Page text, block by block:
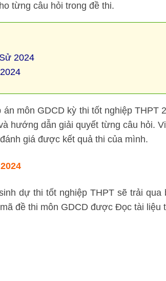
từng câu hỏi trong đề thi.
2024
môn GDCD kỳ thi tốt nghiệp THPT
hướng dẫn giải quyết từng câu hỏi.
giá được kết quả thi của mình.
dự thi tốt nghiệp THPT sẽ trải
đề thi môn GDCD được Đọc tài liệu